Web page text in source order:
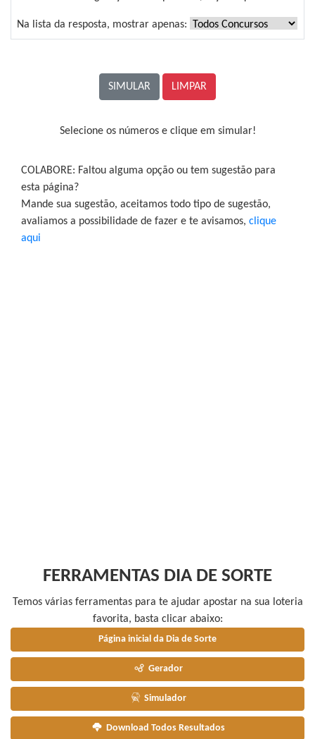
Na lista da resposta, mostrar apenas:
SIMULAR
Selecione os números e clique em simular!
COLABORE: Faltou alguma opção ou tem sugestão para
esta página?
Mande sua sugestão, aceitamos todo tipo de sugestão,
avaliamos a possibilidade de fazer e te avisamos, clique
aqui
FERRAMENTAS DIA DE SORTE
Temos várias ferramentas para te ajudar apostar na sua loteria
favorita, basta clicar abaixo:
Página inicial da Dia de Sorte
Gerador
Simulador
Download Todos Resultados